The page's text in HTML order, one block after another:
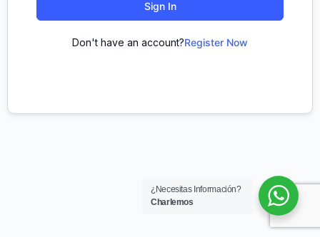
Sign In
Don't have an account?Register Now
¿Necesitas Información?
Charlemos